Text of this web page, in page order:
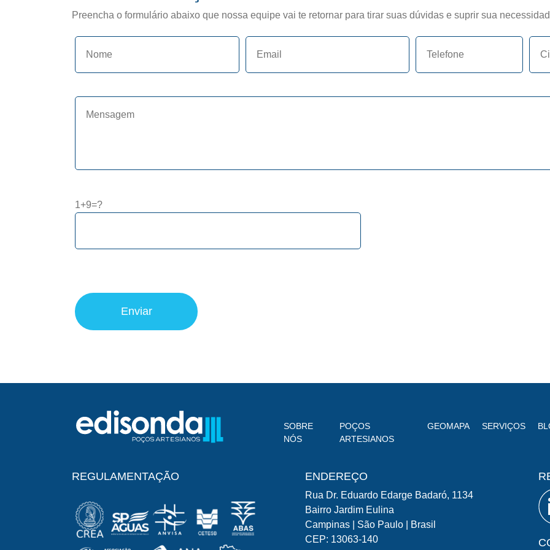
Preencha o formulário abaixo que nossa equipe vai te retornar para tirar suas dúvidas e suprir sua
1+9=?
Please leave this field empty.
SOBRE
NÓS
POÇOS
ARTESIANOS
GEOMAPA SERVIÇOS
REGULAMENTAÇÃO ENDEREÇO
Rua Dr. Eduardo Edarge Badaró, 1134
Bairro Jardim Eulina
Campinas | São Paulo | Brasil
CEP: 13063-140